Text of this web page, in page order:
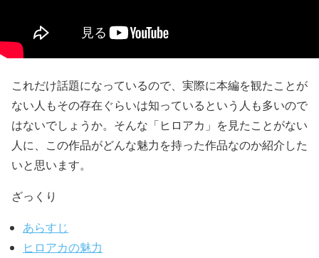
これだけ話題になっているので、実際に本編を観たことが
ない人もその存在ぐらいは知っているという人も多いので
はないでしょうか。そんな「ヒロアカ」を見たことがない
人に、この作品がどんな魅力を持った作品なのか紹介した
いと思います。
ざっくり
あらすじ
ヒロアカの魅力